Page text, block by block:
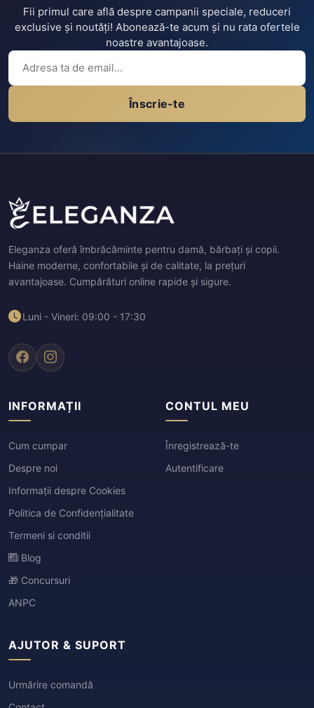
Fii primul care află despre campanii speciale, reduceri
exclusive și noutăți! Abonează-te acum și nu rata ofertele
noastre avantajoase.
Înscrie-te
Eleganza oferă îmbrăcăminte pentru damă, bărbați și copii.
Haine moderne, confortabile și de calitate, la prețuri
avantajoase. Cumpărături online rapide și sigure.
Luni - Vineri: 09:00 - 17:30
INFORMAȚII
Cum cumpar
Despre noi
Informații despre Cookies
Politica de Confidențialitate
Termeni si conditii
Blog
🎁 Concursuri
ANPC
CONTUL MEU
Înregistrează-te
Autentificare
AJUTOR & SUPORT
Urmărire comandă